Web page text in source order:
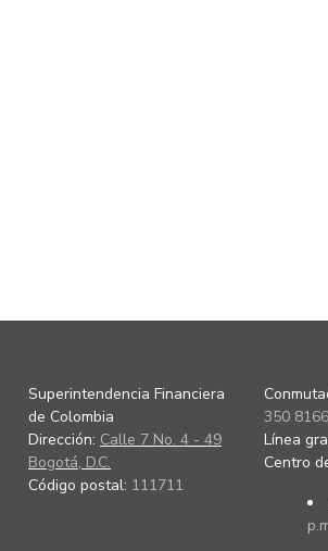
Superintendencia Financiera
de Colombia
Dirección: Calle 7 No. 4 - 49
Bogotá, D.C.
Código postal: 111711
350 8166
Línea
Centro